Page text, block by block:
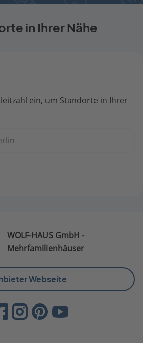
in Ihrer Nähe
ein, um Standorte in Ihrer
WOLF-HAUS GmbH -
Mehrfamilienhäuser
Webseite